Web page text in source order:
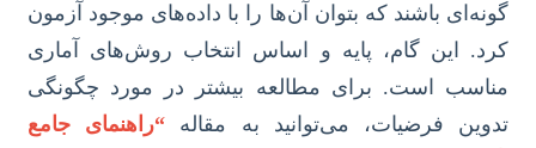
گونه‌ای باشند که بتوان آن‌ها را با داده‌های موجود آزمون
کرد. این گام، پایه و اساس انتخاب روش‌های آماری
مناسب است. برای مطالعه بیشتر در مورد چگونگی
تدوین فرضیات، می‌توانید به مقاله “راهنمای جامع